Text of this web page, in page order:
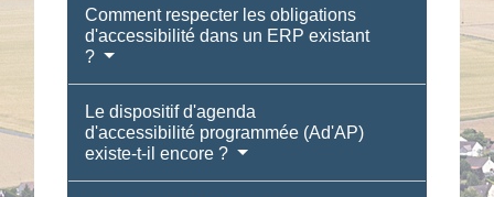
Comment respecter les obligations
d'accessibilité dans un ERP existant
?
Le dispositif d'agenda
d'accessibilité programmée (Ad'AP)
existe-t-il encore ?